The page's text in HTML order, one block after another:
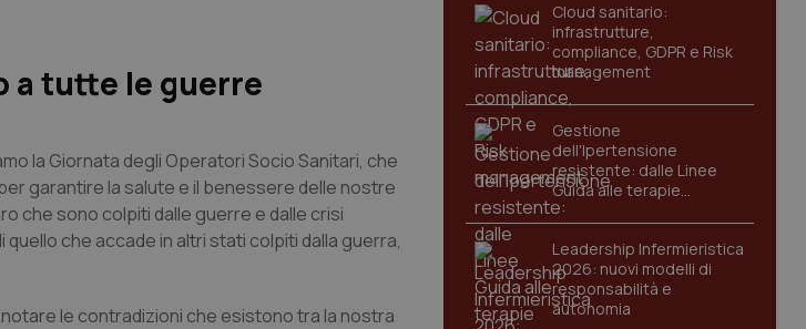
a tutte le guerre
la Giornata degli Operatori Socio Sanitari, che
garantire la salute e il benessere delle nostre
che sono colpiti dalle guerre e dalle crisi
quello che accade in altri stati colpiti dalla guerra,
le contradizioni che esistono tra la nostra
Cloud sanitario:
infrastrutture,
compliance, GDPR e Risk
management
Gestione
dell'Ipertensione
resistente: dalle Linee
Guida alle terapie
innovative
Leadership Infermieristica
2026: nuovi modelli di
responsabilità e
autonomia